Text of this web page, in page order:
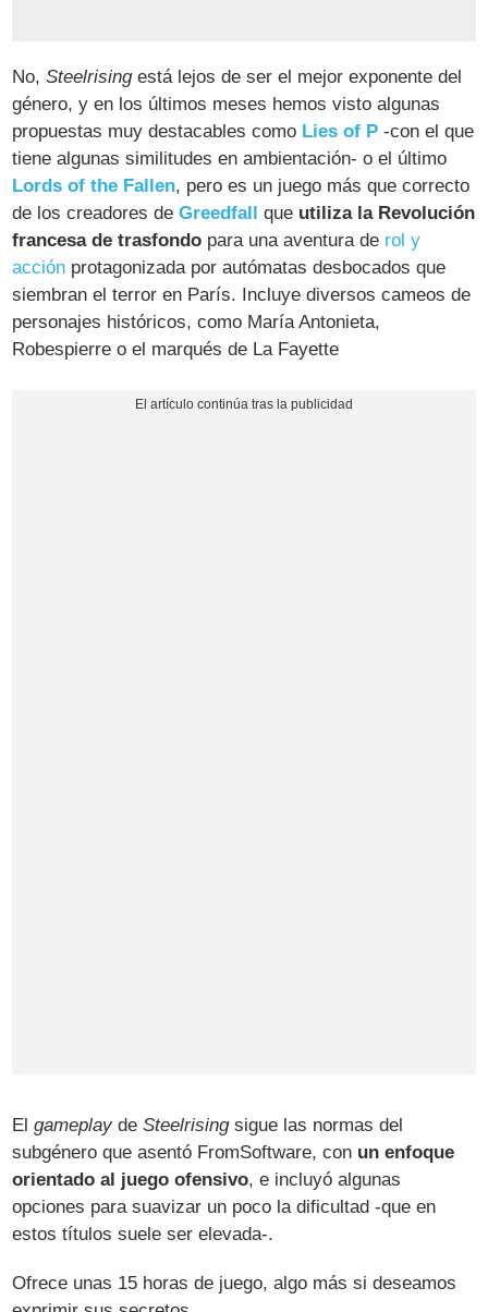
No,Steelrisingestá lejos de ser el mejor exponente del
género, y en los últimos meses hemos visto algunas
propuestas muy destacables como Lies of P -con el que
tiene algunas similitudes en ambientación- o el último
Lords of the Fallen, pero es un juego más que correcto
de los creadores deGreedfall que utiliza la Revolución
francesa de trasfondo para una aventura de rol y
acción protagonizada por autómatas desbocados que
siembran el terror en París. Incluye diversos cameos de
personajes históricos, como María Antonieta,
Robespierre o el marqués de La Fayette
Elgameplay deSteelrisingsigue las normas del
subgénero que asentó FromSoftware, con un enfoque
orientado al juego ofensivo, e incluyó algunas
opciones para suavizar un poco la dificultad -que en
estos títulos suele ser elevada-.
Ofrece unas 15 horas de juego, algo más si deseamos